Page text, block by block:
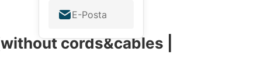
E-Posta
cords&cables |